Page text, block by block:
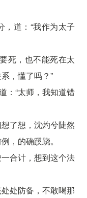
道：“我作为太子
死，也不能死在太
，懂了吗？”
：“太师，我知道错
了想，沈灼兮陡然
，的确蹊跷。
合计，想到这个法
处防备，不敢喝那